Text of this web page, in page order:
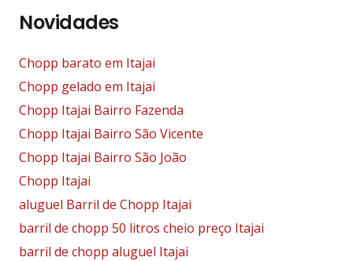
Novidades
Chopp barato em Itajai
Chopp gelado em Itajai
Chopp Itajai Bairro Fazenda
Chopp Itajai Bairro São Vicente
Chopp Itajai Bairro São João
Chopp Itajai
aluguel Barril de Chopp Itajai
barril de chopp 50 litros cheio preço Itajai
barril de chopp aluguel Itajai